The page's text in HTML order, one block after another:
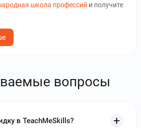
школа профессий и получите
профессий. Используйте
–Онлайн-школа
предлагает большой выбор курсов,
вопросы
в TeachMeSkills?